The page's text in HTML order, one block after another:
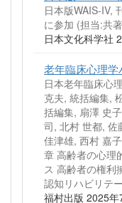
日本版WAIS-IV,
に参加 (担当:共
日本文化科学社
老年臨床心理学
日本老年臨床心
克夫, 統括編集,
括編集, 扇澤 史
司, 北村 世都, 佐
佳津雄, 西村 嘉
章 高齢者の心理
ス 高齢者の権利
認知リハビリテ
福村出版 2025年